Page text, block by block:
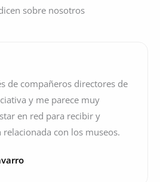
sobre nosotros
de compañeros directores de
y me parece muy
en red para recibir y
con los museos.